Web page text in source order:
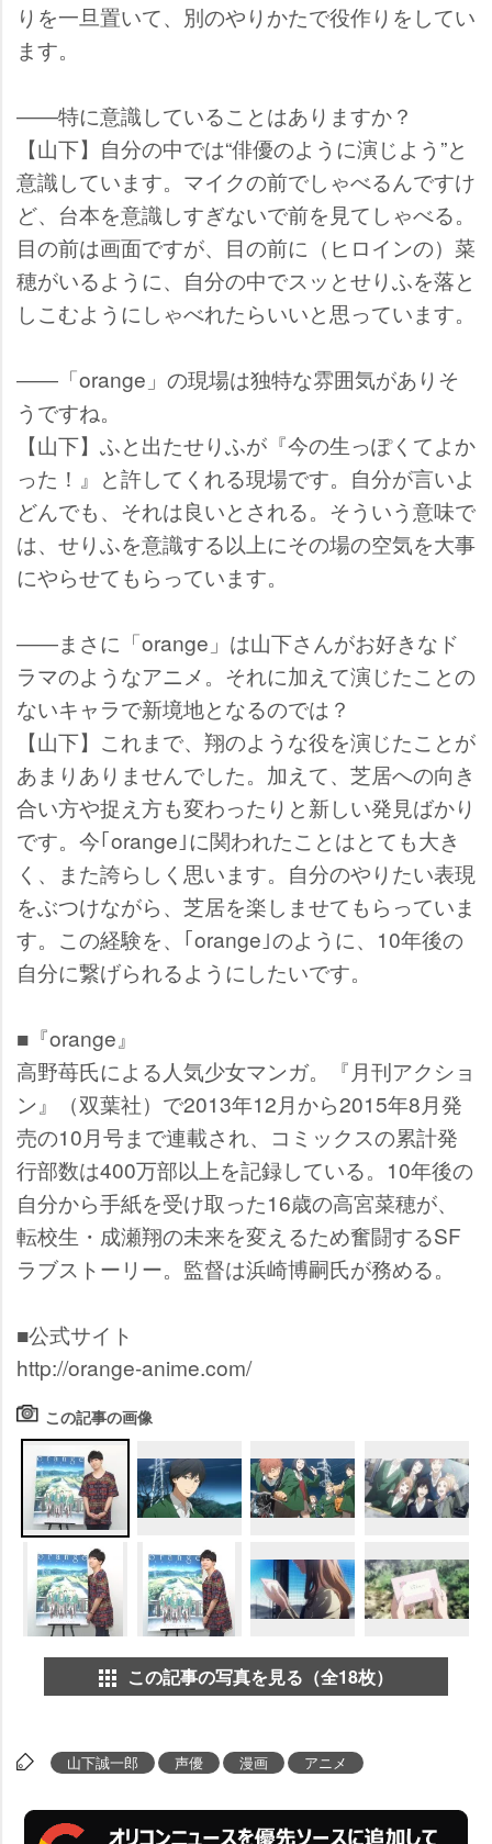
りを一旦置いて、別のやりかたで役作りをしてい
ます。
――特に意識していることはありますか？
【山下】自分の中では“俳優のように演じよう”と
意識しています。マイクの前でしゃべるんですけ
ど、台本を意識しすぎないで前を見てしゃべる。
目の前は画面ですが、目の前に（ヒロインの）菜
穂がいるように、自分の中でスッとせりふを落と
しこむようにしゃべれたらいいと思っています。
――「orange」の現場は独特な雰囲気がありそ
うですね。
【山下】ふと出たせりふが『今の生っぽくてよか
った！』と許してくれる現場です。自分が言いよ
どんでも、それは良いとされる。そういう意味で
は、せりふを意識する以上にその場の空気を大事
にやらせてもらっています。
――まさに「orange」は山下さんがお好きなド
ラマのようなアニメ。それに加えて演じたことの
ないキャラで新境地となるのでは？
【山下】これまで、翔のような役を演じたことが
あまりありませんでした。加えて、芝居への向き
合い方や捉え方も変わったりと新しい発見ばかり
です。今｢orange｣に関われたことはとても大き
く、また誇らしく思います。自分のやりたい表現
をぶつけながら、芝居を楽しませてもらっていま
す。この経験を、｢orange｣のように、10年後の
自分に繋げられるようにしたいです。
■『orange』
高野苺氏による人気少女マンガ。『月刊アクショ
ン』（双葉社）で2013年12月から2015年8月発
売の10月号まで連載され、コミックスの累計発
行部数は400万部以上を記録している。10年後の
自分から手紙を受け取った16歳の高宮菜穂が、
転校生・成瀬翔の未来を変えるため奮闘するSF
ラブストーリー。監督は浜崎博嗣氏が務める。
■公式サイト
http://orange-anime.com/
この記事の画像
この記事の写真を見る（全18枚）
山下誠一郎 声優 漫画 アニメ